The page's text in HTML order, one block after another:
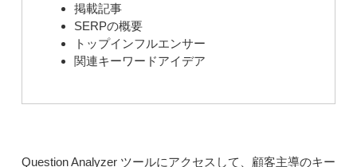
掲載記事
SERPの概要
トップインフルエンサー
関連キーワードアイデア
Question Analyzer ツールにアクセスして、顧客主導のキー